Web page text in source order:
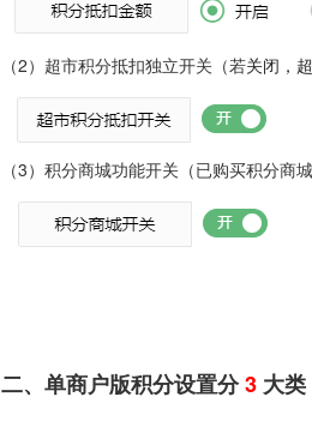
（2）超市积分抵扣独立开关（若关闭，
（3）积分商城功能开关（已购买积分商
二、单商户版积分设置分3 大类